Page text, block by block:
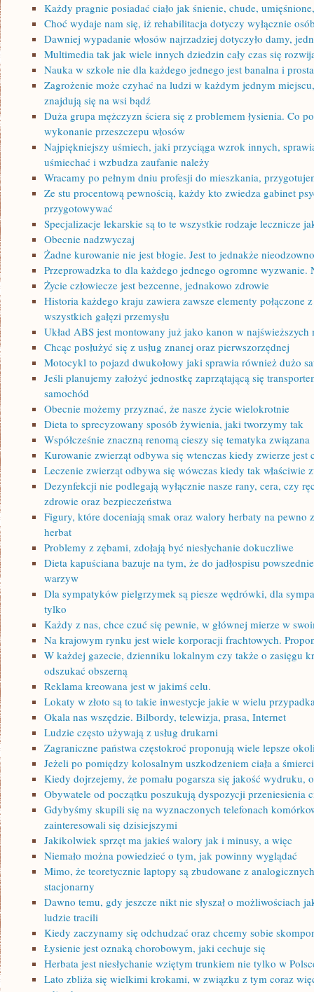
Każdy pragnie posiadać ciało jak śnienie, chude,
Choć wydaje nam się, iż rehabilitacja dotyczy wyłącznie
Dawniej wypadanie włosów najrzadziej dotyczyło damy,
Multimedia tak jak wiele innych dziedzin cały czas się
Nauka w szkole nie dla każdego jednego jest banalna i
Zagrożenie może czyhać na ludzi w każdym jednym
znajdują się na wsi bądź
Duża grupa mężczyzn ściera się z problemem łysienia. Co
wykonanie przeszczepu włosów
Najpiękniejszy uśmiech, jaki przyciąga wzrok innych,
uśmiechać i wzbudza zaufanie należy
Wracamy po pełnym dniu profesji do mieszkania,
Ze stu procentową pewnością, każdy kto zwiedza gabinet
przygotowywać
Specjalizacje lekarskie są to te wszystkie rodzaje lecznicze
Obecnie nadzwyczaj
Żadne kurowanie nie jest błogie. Jest to jednakże
Przeprowadzka to dla każdego jednego ogromne wyzwanie.
Życie człowiecze jest bezcenne, jednakowo zdrowie
Historia każdego kraju zawiera zawsze elementy połączone
wszystkich gałęzi przemysłu
Układ ABS jest montowany już jako kanon w najświeższych
Chcąc posłużyć się z usług znanej oraz pierwszorzędnej
Motocykl to pojazd dwukołowy jaki sprawia również dużo
Jeśli planujemy założyć jednostkę zaprzątającą się
samochód
Obecnie możemy przyznać, że nasze życie wielokrotnie
Dieta to sprecyzowany sposób żywienia, jaki tworzymy tak
Współcześnie znaczną renomą cieszy się tematyka związana
Kurowanie zwierząt odbywa się wtenczas kiedy zwierze jest
Leczenie zwierząt odbywa się wówczas kiedy tak właściwie
Dezynfekcji nie podlegają wyłącznie nasze rany, cera, czy
zdrowie oraz bezpieczeństwa
Figury, które doceniają smak oraz walory herbaty na pewno
herbat
Problemy z zębami, zdołają być niesłychanie dokuczliwe
Dieta kapuściana bazuje na tym, że do jadłospisu
warzyw
Dla sympatyków pielgrzymek są piesze wędrówki, dla
tylko
Każdy z nas, chce czuć się pewnie, w głównej mierze w
Na krajowym rynku jest wiele korporacji frachtowych.
W każdej gazecie, dzienniku lokalnym czy także o zasięgu
odszukać obszerną
Reklama kreowana jest w jakimś celu.
Lokaty w złoto są to takie inwestycje jakie w wielu
Okala nas wszędzie. Bilbordy, telewizja, prasa, Internet
Ludzie często używają z usług drukarni
Zagraniczne państwa częstokroć proponują wiele lepsze
Jeżeli po pomiędzy kolosalnym uszkodzeniem ciała a
Kiedy dojrzejemy, że pomału pogarsza się jakość wydruku,
Obywatele od początku poszukują dyspozycji przeniesienia
Gdybyśmy skupili się na wyznaczonych telefonach
zainteresowali się dzisiejszymi
Jakikolwiek sprzęt ma jakieś walory jak i minusy, a więc
Niemało można powiedzieć o tym, jak powinny wyglądać
Mimo, że teoretycznie laptopy są zbudowane z
stacjonarny
Dawno temu, gdy jeszcze nikt nie słyszał o możliwościach
ludzie tracili
Kiedy zaczynamy się odchudzać oraz chcemy sobie
Łysienie jest oznaką chorobowym, jaki cechuje się
Herbata jest niesłychanie wziętym trunkiem nie tylko w
Lato zbliża się wielkimi krokami, w związku z tym coraz